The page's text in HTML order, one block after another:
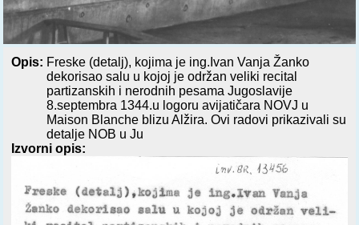
Opis: Freske (detalj), kojima je ing.Ivan Vanja Žanko
dekorisao salu u kojoj je održan veliki recital
partizanskih i nerodnih pesama Jugoslavije
8.septembra 1344.u logoru avijatičara NOVJ u
Maison Blanche blizu Alžira. Ovi radovi prikazivali su
detalje NOB u Ju
Izvorni opis: